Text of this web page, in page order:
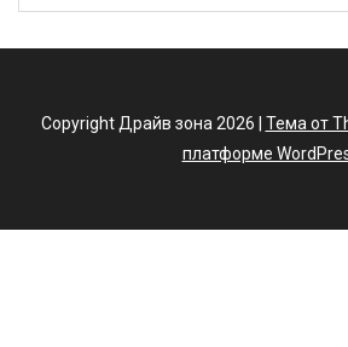
Copyright Драйв зона 2026 | Тема от
платформе